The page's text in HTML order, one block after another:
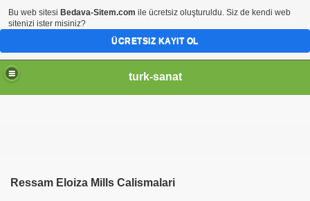
turk-sanat
Ressam Eloiza Mills Calismalari
Bu web sitesi Bedava-Sitem.com ile ücretsiz oluşturuldu. Siz de kendi web
sitenizi ister misiniz?
ÜCRETSIZ KAYIT OL